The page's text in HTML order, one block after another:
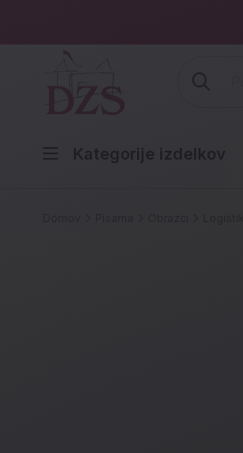
Kategorije izdelkov